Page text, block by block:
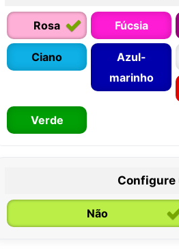
Rosa Fúcsia
Ciano
Azul-
marinho
Verde
Configure
Não